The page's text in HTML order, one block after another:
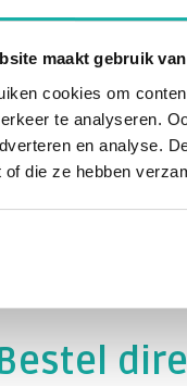
maakt gebruik
cookies om
te analyseren.
en analyse.
of die ze hebben